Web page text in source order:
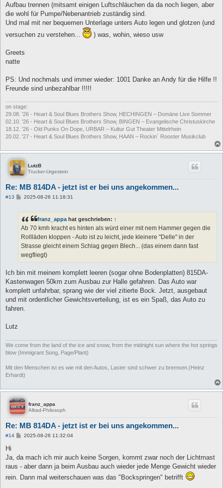
Aufbau trennen (mitsamt einigen Luftschläuchen da da noch liegen, aber
die wohl für Pumpe/Nebenantrieb zuständig sind.
Und mal mit ner bequemen Unterlage unters Auto legen und glotzen (und
versuchen zu verstehen...
) was, wohin, wieso usw
Greets
natte
PS: Und nochmals und immer wieder: 1001 Danke an Andy für die Hilfe !!
Freunde sind unbezahlbar !!!!!
on stage:
29.08. '26 - Heart & Soul Blues Brothers Show, HECHINGEN – Domäne Live Sommer
02.10. '26 - Heart & Soul Blues Brothers Show, BINGEN – Evangelische Christuskirche
18.12. '26 - Old Punks On Dope, URBAR – Kultur Gut Theater Mittelrhein
20.02. '27 - Heart & Soul Blues Brothers Show, HAAN – Rockin´ Rooster Musikclub
LutzB
Trucker-Urgestein
Re: MB 814DA - jetzt ist er bei uns angekommen...
#13
B
r
a
2025-08-26 11:18:31
franz_appa hat geschrieben: ↑
Ab 70 kmh kracht es hinten als würd einer mit nem Hammer gegen die
Rollläden kloppen - Auto ist zu leicht, jede kleinere "Delle" in der
Strasse gleicht einem Schlag gegen Blech... (das einem dann fast
wegfliegt)
Ich bin mit meinem komplett leeren (sogar ohne Bodenplatten) 815DA-
Kastenwagen 50km zum Ausbau zur Halle gefahren. Das Auto war
komplett unfahrbar, sprang wie der viel zitierte Bock. Jetzt, ausgebaut
und mit ordentlicher Gewichtsverteilung, ist es ein Spaß, das Auto zu
fahren.
Lutz
We come from the land of the ice and snow, from the midnight sun where the hot springs
blow (Immigrant Song, Page/Plant)
Mit den Menschen ist es wie mit den Autos, Laster sind schwer zu bremsen.(Heinz
Erhardt)
franz_appa
Allrad-Philosoph
Re: MB 814DA - jetzt ist er bei uns angekommen...
#14
B
r
a
2025-08-26 11:32:04
Hi
Ja, da mach ich mir auch keine Sorgen, kommt zwar noch der Lichtmast
raus - aber dann ja beim Ausbau auch wieder jede Menge Gewicht wieder
rein. Dann mal weiterschauen was das "Bockspringen" betrifft